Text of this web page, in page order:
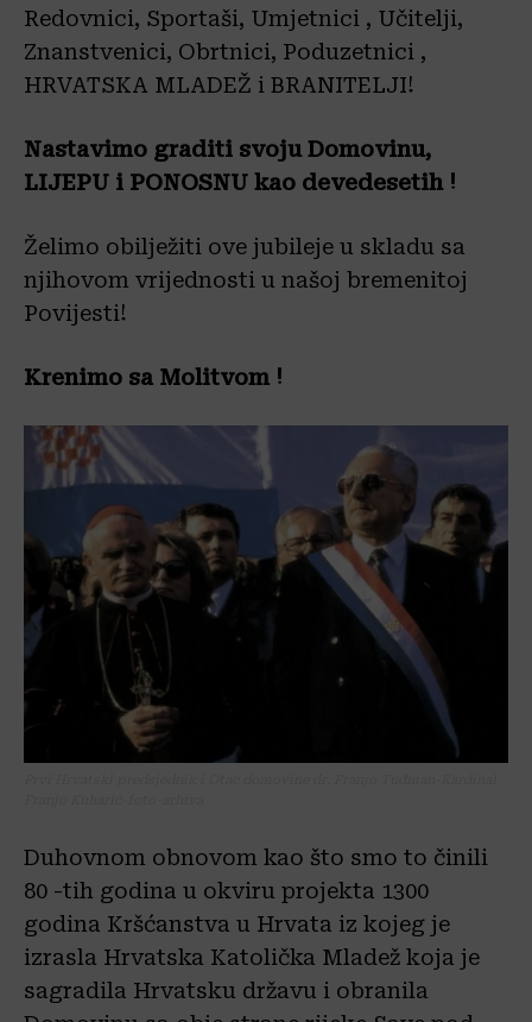
Redovnici, Sportaši, Umjetnici , Učitelji,
Znanstvenici, Obrtnici, Poduzetnici ,
HRVATSKA MLADEŽ i BRANITELJI!
Nastavimo graditi svoju Domovinu,
LIJEPU i PONOSNU kao devedesetih !
Želimo obilježiti ove jubileje u skladu sa
njihovom vrijednosti u našoj bremenitoj
Povijesti!
Krenimo sa Molitvom !
Duhovnom obnovom kao što smo to činili
80 -tih godina u okviru projekta 1300
godina Kršćanstva u Hrvata iz kojeg je
izrasla Hrvatska Katolička Mladež koja je
sagradila Hrvatsku državu i obranila